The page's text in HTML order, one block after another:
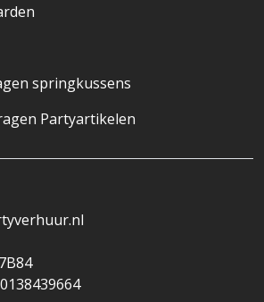
springkussens
Partyartikelen